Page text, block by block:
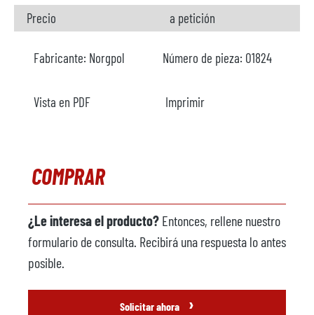
Precio
a petición
Fabricante: Norgpol Número de pieza: O1824
Vista en PDF Imprimir
COMPRAR
¿Le interesa el producto? Entonces, rellene nuestro
formulario de consulta. Recibirá una respuesta lo antes
posible.
Solicitar ahora ›